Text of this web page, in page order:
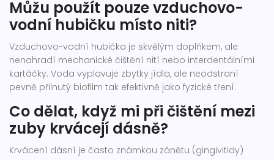
Můžu použít pouze vzduchovo-
vodní hubičku místo niti?
Vzduchovo-vodní hubička je skvělým doplňkem, ale
nenahradí mechanické čištění nití nebo interdentálními
kartáčky. Voda vyplavuje zbytky jídla, ale neodstraní
pevně přilnutý biofilm tak efektivně jako fyzické tření.
Co dělat, když mi při čištění mezi
zuby krvácejí dásně?
Krvácení dásní je často známkou zánětu (gingivitidy)